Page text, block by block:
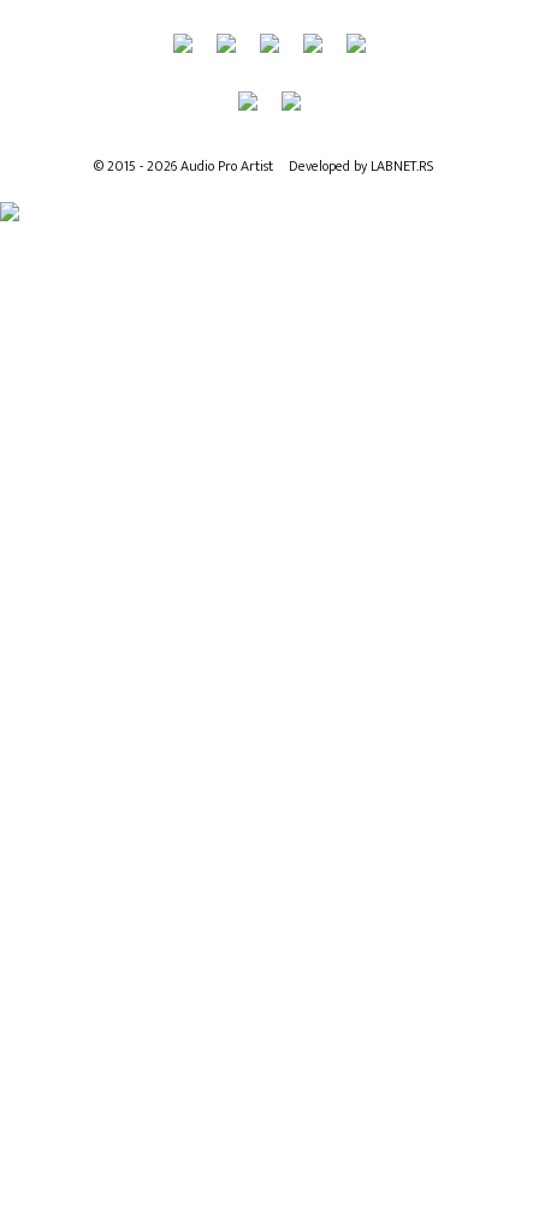
© 2015 - 2026 Audio Pro Artist Developed by LABNET.RS